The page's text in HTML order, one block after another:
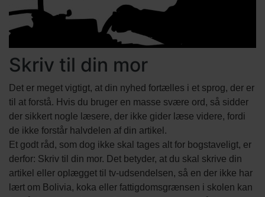
Skriv til din mor
Det er meget vigtigt, at din nyhed fortælles i et sprog, der er
til at forstå. Hvis du bruger en masse svære ord, så sidder
der sikkert nogle læsere, der ikke gider læse videre, fordi
de ikke forstår halvdelen af din artikel.
Et godt råd, som dog ikke skal tages alt for bogstaveligt, er
derfor: Skriv til din mor. Det betyder, at du skal skrive din
artikel eller oplægget til tv-udsendelsen, så en der ikke har
lært om Bolivia, koka eller fattigdomsgrænsen i skolen kan